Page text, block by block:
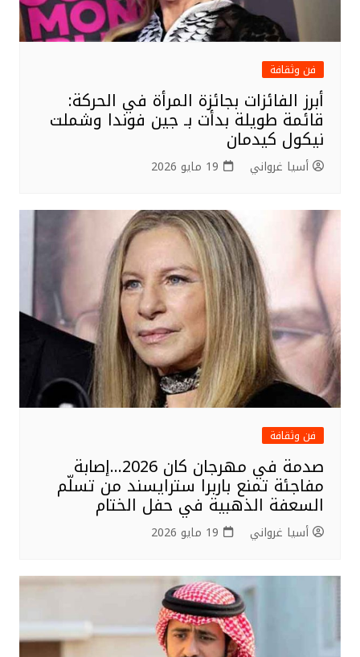
فن وثقافة
أبرز الفائزات بجائزة المرأة في الحركة:
قائمة طويلة بدأت بـ جين فوندا وشملت
نيكول كيدمان
أسيا غرواني 19 مايو 2026
فن وثقافة
صدمة في مهرجان كان 2026…إصابة
مفاجئة تمنع باربرا سترايسند من تسلّم
السعفة الذهبية في حفل الختام
أسيا غرواني 19 مايو 2026